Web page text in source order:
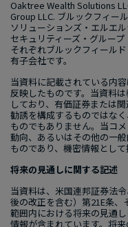
Oaktree Wealth Solutions
Group LLC. ブルックフィー
ソリューションズ・エルエ
セキュリティーズ・グループ
それぞれブルックフィール
有子会社です。
当資料に​記載されている​内
反映した​ものです。​当資料
しており、​有価証券または​
勧誘を​構成する​ものではな
ものでもありません。​当コ
動向、​あるいは​その​他の​一
ものであり、​機密情報と​して​
将来の​見通しに​関する​記述
当資料は、​米国連​邦証券法
後の​改正を​含む）​第21E条、​
範囲内に​おける​将来の​見通
情報が​含まれています。​将